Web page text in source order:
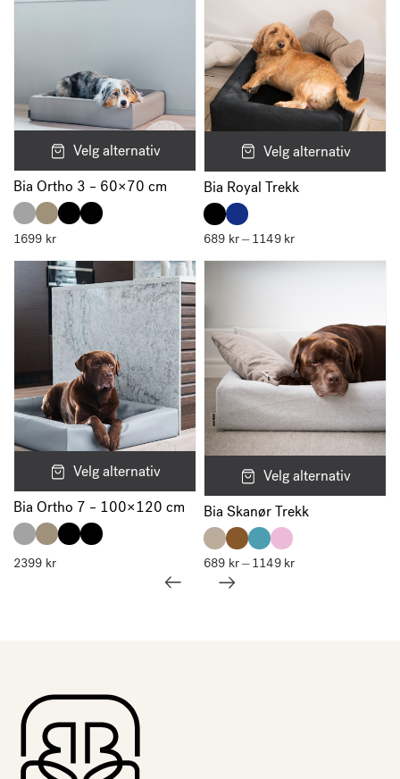
Velg alternativ
Bia Ortho 3 – 60×70 cm
1699 kr
Velg alternativ
Bia Royal Trekk
689 kr– 1149 krPrisområde:
til
Velg alternativ
Bia Ortho 7 – 100×120 cm
2399 kr
Velg alternativ
Bia Skanør Trekk
689 kr– 1149 krPrisområde: